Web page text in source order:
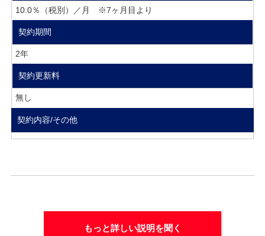
10.0％（税別）／月 ※7ヶ月目より
契約期間
2年
契約更新料
無し
契約内容/その他
もっと詳しい説明を聞く